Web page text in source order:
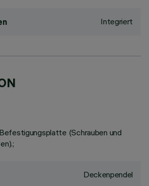
Integriert
(Schrauben und
Deckenpendel